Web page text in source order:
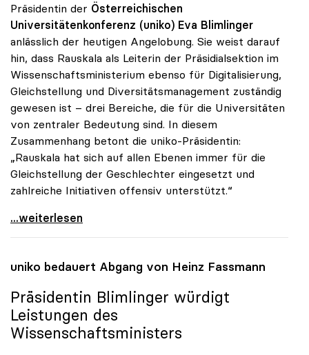
Präsidentin der Österreichischen
Universitätenkonferenz (uniko) Eva Blimlinger
anlässlich der heutigen Angelobung. Sie weist darauf
hin, dass Rauskala als Leiterin der Präsidialsektion im
Wissenschaftsministerium ebenso für Digitalisierung,
Gleichstellung und Diversitätsmanagement zuständig
gewesen ist – drei Bereiche, die für die Universitäten
von zentraler Bedeutung sind. In diesem
Zusammenhang betont die uniko-Präsidentin:
„Rauskala hat sich auf allen Ebenen immer für die
Gleichstellung der Geschlechter eingesetzt und
zahlreiche Initiativen offensiv unterstützt.“
Präsidentin Blimlinger gratuliert Iris Rauskala
...weiterlesen
uniko bedauert Abgang von Heinz Fassmann
Präsidentin Blimlinger würdigt
Leistungen des
Wissenschaftsministers